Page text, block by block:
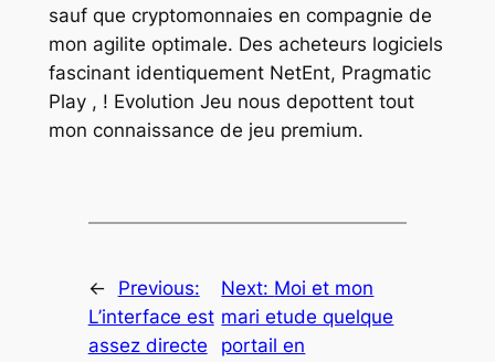
sauf que cryptomonnaies en compagnie de
mon agilite optimale. Des acheteurs logiciels
fascinant identiquement NetEnt, Pragmatic
Play , ! Evolution Jeu nous depottent tout
mon connaissance de jeu premium.
←
Previous:
L’interface est
assez directe
Next: Moi et mon
mari etude quelque
portail en